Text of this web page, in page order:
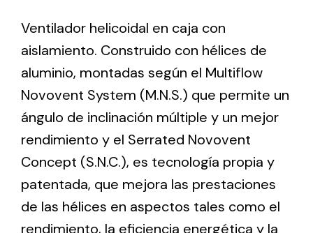
Ventilation
The incorporation of Novovent into the group
meant a greater offer of ventilation products for
different uses
Iluminación Solar
Ventilador helicoidal en caja con
aislamiento. Construido con hélices de
aluminio, montadas según el Multiflow
Novovent System (M.N.S.) que permite un
ángulo de inclinación múltiple y un mejor
rendimiento y el Serrated Novovent
Concept (S.N.C.), es tecnología propia y
patentada, que mejora las prestaciones
de las hélices en aspectos tales como el
rendimiento, la eficiencia energética y la